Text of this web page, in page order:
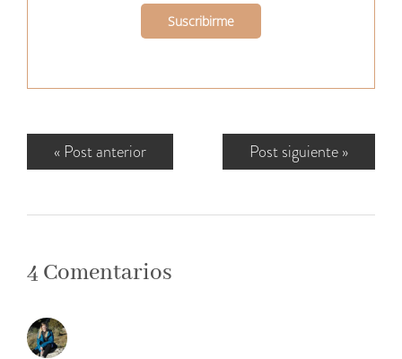
« Post anterior Post siguiente»
4 Comentarios